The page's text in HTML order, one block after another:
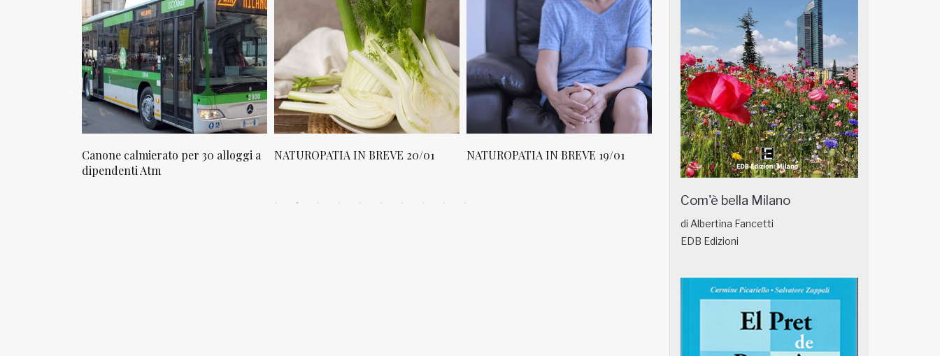
Canone calmierato per 30 alloggi a
dipendenti Atm
NATUROPATIA IN BREVE 20/01 NATUROPATIA IN BREVE 19/01 NATUROPATIA IN BREVE 18/01 NATUROPATIA
Com'è bella Milano
di Albertina Fancetti
EDB Edizioni